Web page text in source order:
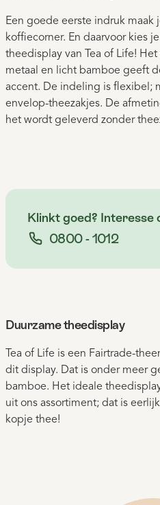
Een goede eerste indruk
koffiecorner. En daarvoor kies
theedisplay van Tea of Life!
metaal en licht bamboe geeft
accent. De indeling is flexibel;
envelop-theezakjes. De
het wordt geleverd zonder
Klinkt goed? Interesse
0800 - 1012
Duurzame theedisplay
Tea of Life is een Fairtrade-
dit display. Dat is onder meer
bamboe. Het ideale
uit ons assortiment; dat is
kopje thee!